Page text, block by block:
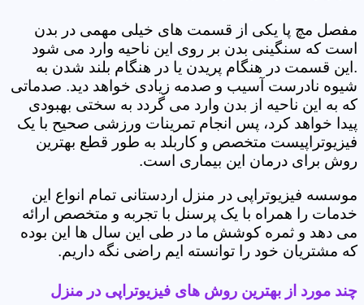
مفصل مچ پا یکی از قسمت های خیلی مهمی در بدن
است که سنگینی بدن بر روی این ناحیه وارد می شود
.این قسمت در هنگام پریدن یا در هنگام بلند شدن به
شیوه نادرست آسیب و صدمه زیادی خواهد دید. صدماتی
که به این ناحیه از بدن وارد می گردد به سختی بهبودی
پیدا خواهد کرد، پس انجام تمرینات ورزشی صحیح با یک
فیزیوتراپیست متخصص و کاربلد به طور قطع بهترین
روش برای درمان این بیماری است.
موسسه فیزیوتراپی در منزل اردستانی تمام انواع این
خدمات را همراه با یک پرسنل با تجربه و متخصص ارائه
می دهد و ثمره کوشش ما در طی این سال ها این بوده
که مشتریان خود را توانسته ایم راضی نگه داریم.
چند مورد از بهترین روش های فیزیوتراپی در منزل